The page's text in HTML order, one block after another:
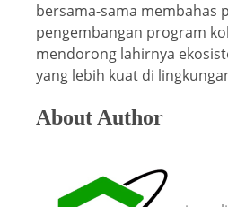
bersama-sama membahas
pengembangan program
mendorong lahirnya
yang lebih kuat di
About Author